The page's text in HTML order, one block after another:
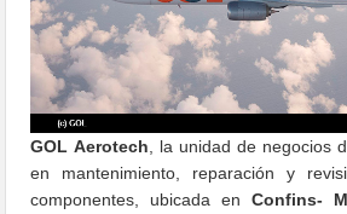
GOL Aerotech , la unidad de negocios
en mantenimiento, reparación y
componentes, ubicada enConfins-